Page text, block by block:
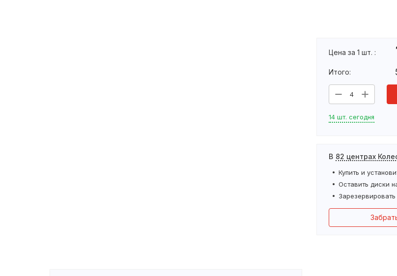
Цена за 1 шт. :
Итого:
4
14 шт. сегодня
В 82 центрах
Купить и
Оставить диски